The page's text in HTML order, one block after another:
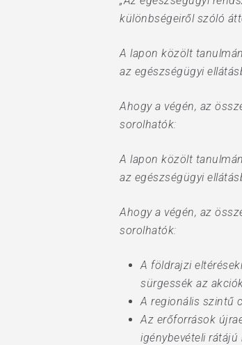
Hit enter to search or ESC to close
különbségeiről szóló
A lapon közölt
az egészségügyi
Ahogy a végén, az
sorolhatók:
A lapon közölt
az egészségügyi
Ahogy a végén, az
sorolhatók:
A földrajzi
sürgessék az
A regionális szintű
Az erőforrások
igénybevételi rátájú